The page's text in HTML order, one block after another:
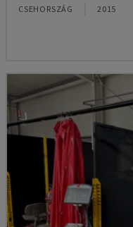
CSEHORSZÁG 2015